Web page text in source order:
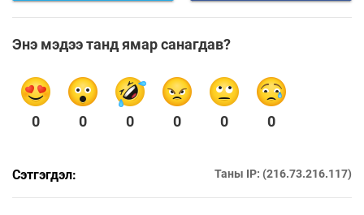
Энэ мэдээ танд ямар санагдав?
0 0 0 0 0 0
Сэтгэгдэл: Таны IP: (216.73.216.117)